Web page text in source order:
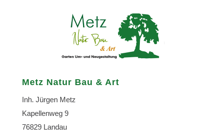
Metz Natur Bau & Art
Inh. Jürgen Metz
Kapellenweg 9
76829 Landau